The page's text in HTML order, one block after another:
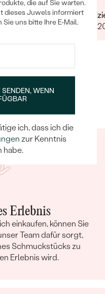
Erlebnis
einkaufen, können Sie
Team dafür sorgt,
Schmuckstücks zu
Erlebnis wird.
die auf Sie warten.
dieses Juwels informiert
uns bitte Ihre E-Mail.
WENN
ich, dass ich die
zur Kenntnis
habe.